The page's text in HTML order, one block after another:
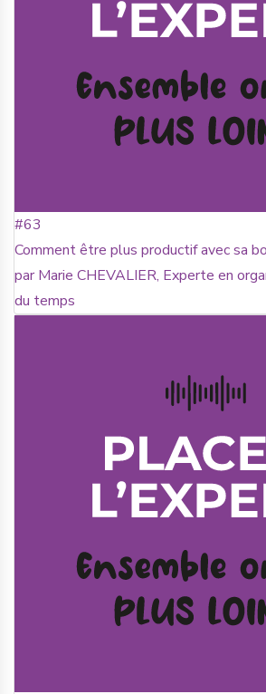
#63
Comment être plus productif avec sa
par Marie CHEVALIER, Experte en
du temps